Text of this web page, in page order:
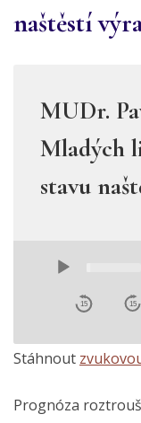
naštěstí
MUDr.
Mladých
stavu
Player
15 15
Stáhnout
Prognóza